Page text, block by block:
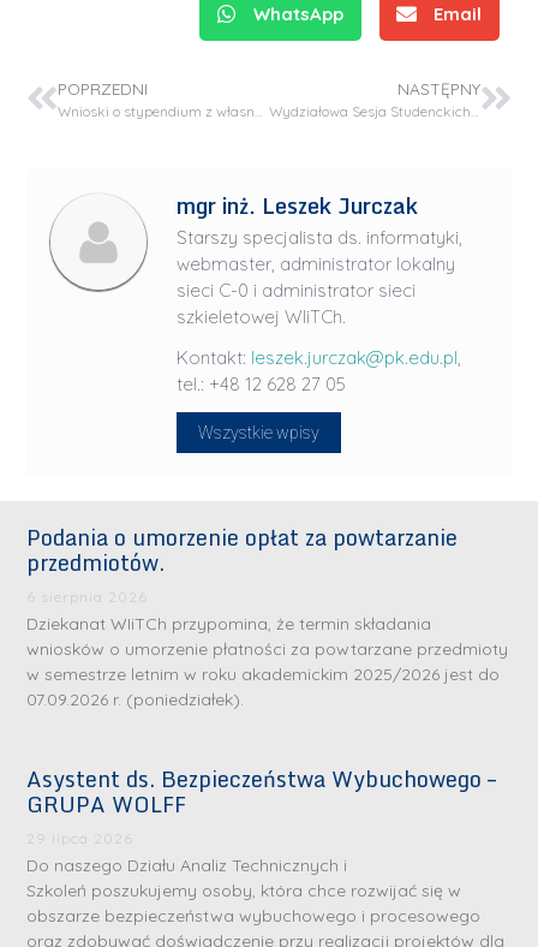
WhatsApp Email
POPRZEDNI
Wnioski o stypendium z własnego funduszu stypendialnego
NASTĘPNY
Wydziałowa Sesja Studenckich Kół Naukowych i Dzień Chemika
mgr inż. Leszek Jurczak
Starszy specjalista ds. informatyki,
webmaster, administrator lokalny
sieci C-0 i administrator sieci
szkieletowej WIiTCh.
Kontakt: leszek.jurczak@pk.edu.pl,
tel.: +48 12 628 27 05
Wszystkie wpisy
Podania o umorzenie opłat za powtarzanie
przedmiotów.
6 sierpnia 2026
Dziekanat WIiTCh przypomina, że termin składania
wniosków o umorzenie płatności za powtarzane przedmioty
w semestrze letnim w roku akademickim 2025/2026 jest do
07.09.2026 r. (poniedziałek).
Asystent ds. Bezpieczeństwa Wybuchowego –
GRUPA WOLFF
29 lipca 2026
Do naszego Działu Analiz Technicznych i
Szkoleń poszukujemy osoby, która chce rozwijać się w
obszarze bezpieczeństwa wybuchowego i procesowego
oraz zdobywać doświadczenie przy realizacji projektów dla